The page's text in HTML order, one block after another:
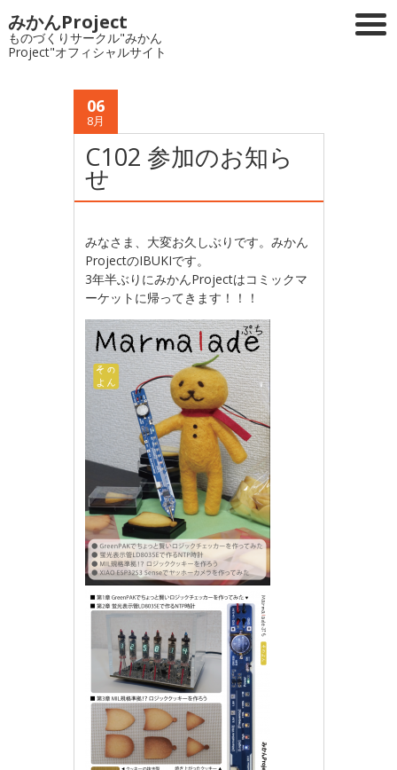
みかんProject
ものづくりサークル"みかん
Project"オフィシャルサイト
06
8月
C102 参加のお知ら
せ
みなさま、大変お久しぶりです。みかん
ProjectのIBUKIです。
3年半ぶりにみかんProjectはコミックマ
ーケットに帰ってきます！！！